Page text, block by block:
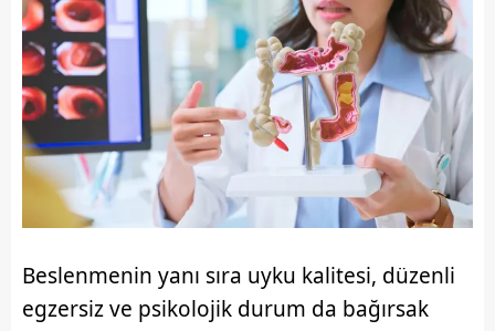
Beslenmenin yanı sıra uyku kalitesi, düzenli
egzersiz ve psikolojik durum da bağırsak